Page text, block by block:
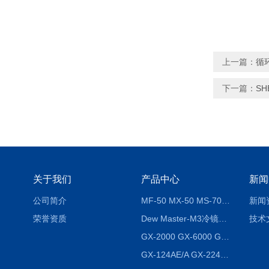
上一篇： 循
下一篇：
关于我们
公司简介
荣誉资质
产品中心
MF-50 MX-50 MS-70卤素水分测定仪 红外线水分仪
Dew Master-M3冷镜式露点仪
GX-124AE/A GX-224AE/A分析天平
新
新闻
技术